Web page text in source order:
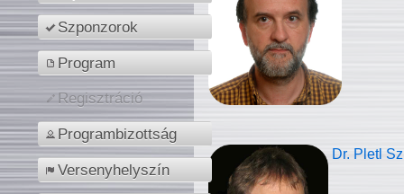
Szponzorok
Program
Regisztráció
Programbizottság
Versenyhelyszín
Dr. Pletl